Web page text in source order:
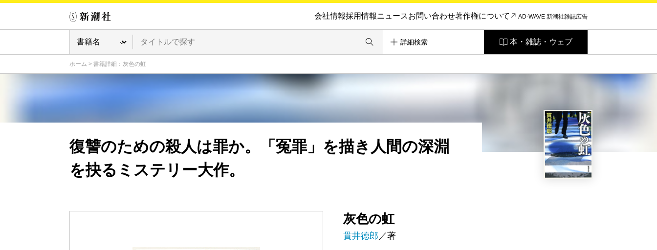
会社情報採用情報ニュースお問い合わせ著作権について AD-WAVE 新潮社雑誌広告
詳細検索 本・雑誌・ウェブ
ホーム > 書籍詳細：灰色の虹
灰色の虹
貫井徳郎 ／著
復讐のための殺人は罪か。「冤罪」を描き人間の深淵
を抉るミステリー大作。